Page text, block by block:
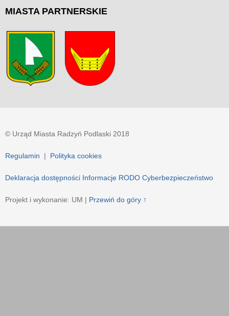
MIASTAPARTNERSKIE
© Urząd Miasta Radzyń Podlaski 2018
Regulamin | Polityka cookies
Deklaracja dostępności Informacje RODO Cyberbezpieczeństwo
Projekt i wykonanie: UM | Przewiń do góry ↑